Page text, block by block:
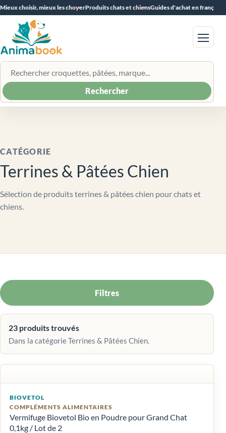
Mieux choisir, mieux les choyerProduits chats et chiensGuides d'achat en français
Rechercher un produit
Rechercher
Menu
CATÉGORIE
Terrines & Pâtées Chien
Sélection de produits terrines & pâtées chien pour chats et
chiens.
Filtres
23 produits trouvés
Dans la catégorie Terrines & Pâtées Chien.
BIOVETOL
COMPLÉMENTS ALIMENTAIRES
Vermifuge Biovetol Bio en Poudre pour Grand Chat
0,1kg / Lot de 2